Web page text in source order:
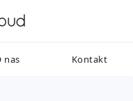
nas Kontakt